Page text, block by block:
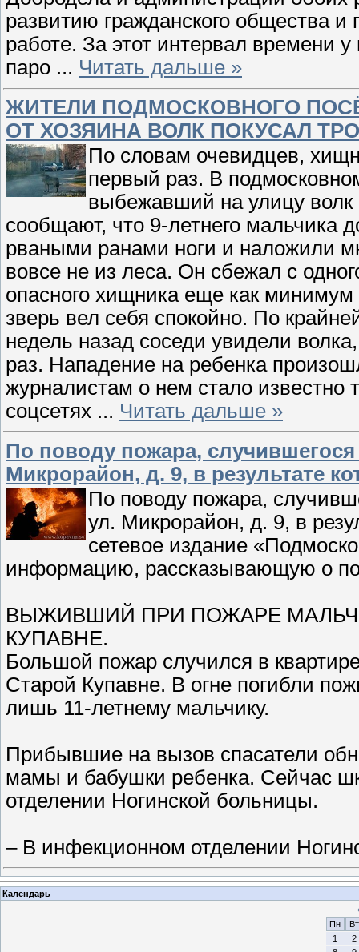
развитию гражданского общества
работе. За этот интервал времени
паро ... Читать дальше »
ЖИТЕЛИ ПОДМОСКОВНОГО
ОТ ХОЗЯИНА ВОЛК ПОКУСАЛ
По словам очевидцев,
первый раз. В
выбежавший на улицу
сообщают, что 9-летнего мальчика
рваными ранами ноги и наложили
вовсе не из леса. Он сбежал с
опасного хищника еще как
зверь вел себя спокойно. По
недель назад соседи увидели
раз. Нападение на ребенка
журналистам о нем стало известно
соцсетях ... Читать дальше »
По поводу пожара, случившегося
Микрорайон, д. 9, в результате
По поводу пожара,
ул. Микрорайон, д. 9, в
сетевое издание
информацию, рассказывающую о
ВЫЖИВШИЙ ПРИ ПОЖАРЕ
КУПАВНЕ.
Большой пожар случился в
Старой Купавне. В огне погибли
лишь 11-летнему мальчику.
Прибывшие на вызов спасатели
мамы и бабушки ребенка. Сейчас
отделении Ногинской больницы.
– В инфекционном отделении
Календарь
Пн
Вт
1
2